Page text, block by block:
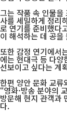
그는 작품 속 인물을
사를 세밀하게 정리
로 연기를 준비했다
이 해석하는 데 공
또한 감정 연기에서
에는 현대극 등 다
선보이고 싶다는 계
한편 양안 문화 교류
“영화·방송 분야의
방문해 현지 관객과
다.